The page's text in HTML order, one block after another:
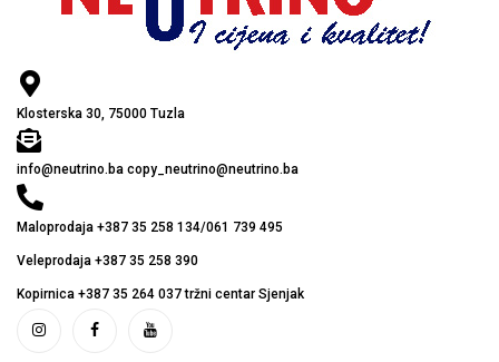
Klosterska 30, 75000 Tuzla
info@neutrino.ba copy_neutrino@neutrino.ba
Maloprodaja +387 35 258 134/061 739 495
Veleprodaja +387 35 258 390
Kopirnica +387 35 264 037 tržni centar Sjenjak